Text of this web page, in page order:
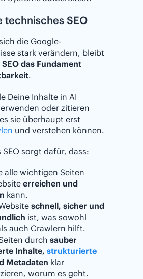
technisches SEO
die Google-
stark verändern, bleibt
das Fundament
.
Deine Inhalte in AI
oder zitieren
sie überhaupt erst
und verstehen können.
SEO sorgt dafür, dass:
alle wichtigen Seiten
erreichen und
kann.
schnell, sicher und
ist, was sowohl
auch Crawlern hilft.
durch sauber
Inhalte, strukturierte
Metadaten klar
worum es geht.